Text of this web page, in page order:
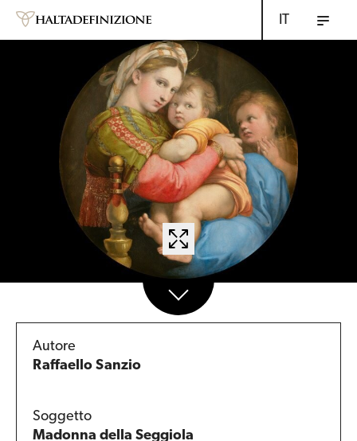
IT
Autore
Raffaello Sanzio
Soggetto
Madonna della Seggiola